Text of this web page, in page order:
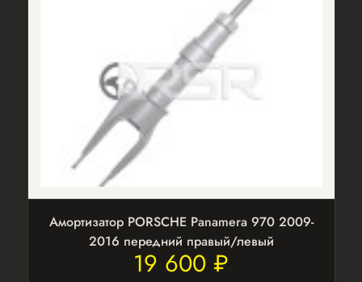
Амортизатор PORSCHE Panamera 970 2009-
2016 передний правый/левый
19 600 ₽